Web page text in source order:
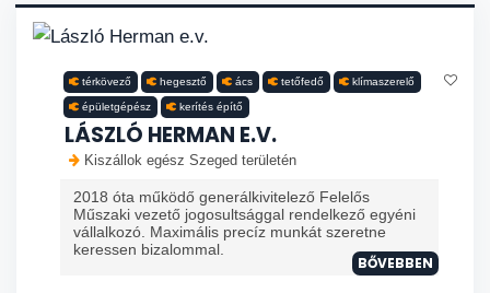
térkövező hegesztő ács tetőfedő klímaszerelő
épületgépész kerítés építő
LÁSZLÓ HERMAN E.V.
Kiszállok egész Szeged területén
2018 óta működő generálkivitelező Felelős
Műszaki vezető jogosultsággal rendelkező egyéni
vállalkozó. Maximális precíz munkát szeretne
keressen bizalommal.
BŐVEBBEN